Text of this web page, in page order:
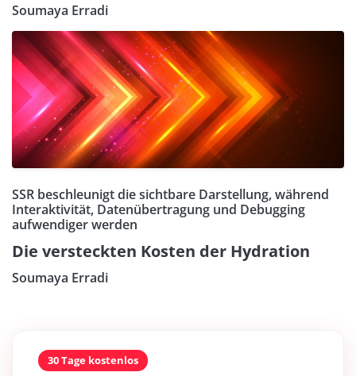
Soumaya Erradi
SSR beschleunigt die sichtbare Darstellung, während
Interaktivität, Datenübertragung und Debugging
aufwendiger werden
Die versteckten Kosten der Hydration
Soumaya Erradi
30 Tage kostenlos